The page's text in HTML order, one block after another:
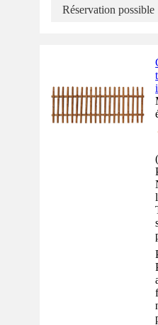
Réservation possible
(